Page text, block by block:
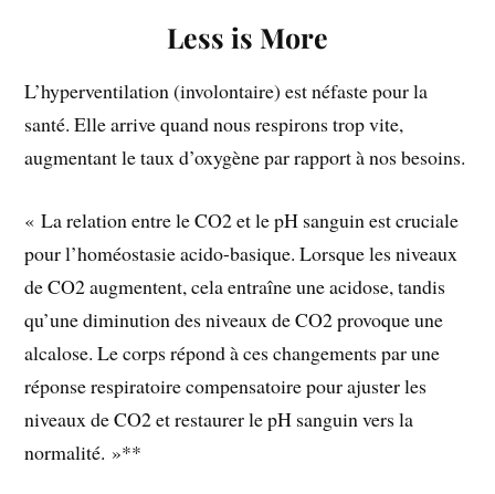
Less is More
L’hyperventilation (involontaire) est néfaste pour la
santé. Elle arrive quand nous respirons trop vite,
augmentant le taux d’oxygène par rapport à nos besoins.
« La relation entre le CO2 et le pH sanguin est cruciale
pour l’homéostasie acido-basique. Lorsque les niveaux
de CO2 augmentent, cela entraîne une acidose, tandis
qu’une diminution des niveaux de CO2 provoque une
alcalose. Le corps répond à ces changements par une
réponse respiratoire compensatoire pour ajuster les
niveaux de CO2 et restaurer le pH sanguin vers la
normalité. »**